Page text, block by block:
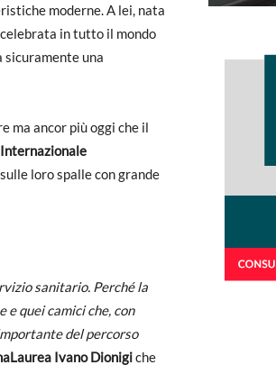
moderne. A lei, nata
, celebrata in tutto il mondo
sicuramente una
ma ancor più oggi che il
loro spalle con grande
sanitario. Perché la
e quei camiciche, con
del percorso
Ivano Dionigiche